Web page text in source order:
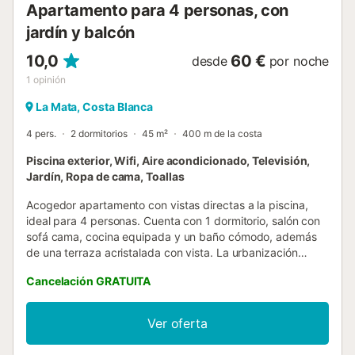
Apartamento para 4 personas, con
jardín y balcón
10,0
1 opinión
desde 60 € por noche
La Mata, Costa Blanca
4 pers. 2 dormitorios 45 m² 400 m de la costa
Piscina exterior, Wifi, Aire acondicionado, Televisión,
Jardín, Ropa de cama, Toallas
Acogedor apartamento con vistas directas a la piscina,
ideal para 4 personas. Cuenta con 1 dormitorio, salón con
sofá cama, cocina equipada y un baño cómodo, además
de una terraza acristalada con vista. La urbanización
para relajarse. Perfecto para parejas o pequeñas familias
que buscan comodidad, buena ubicación y cercanía a la
playa. La residencia está junto a todos los servicios:
tiendas, restaurantes, farmacias, parques, etc., sin
necesidad de coche. Se solicita una fianza, disponible
Cancelación GRATUITA
Ver oferta